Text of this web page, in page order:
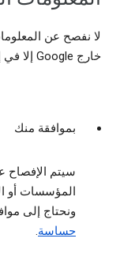
لا نفصح عن
خارج Google إلا في إحدى الحالات التالية:
بموافقة منك
سيتم الإفصاح
ونحتاج إلى
حساسة.